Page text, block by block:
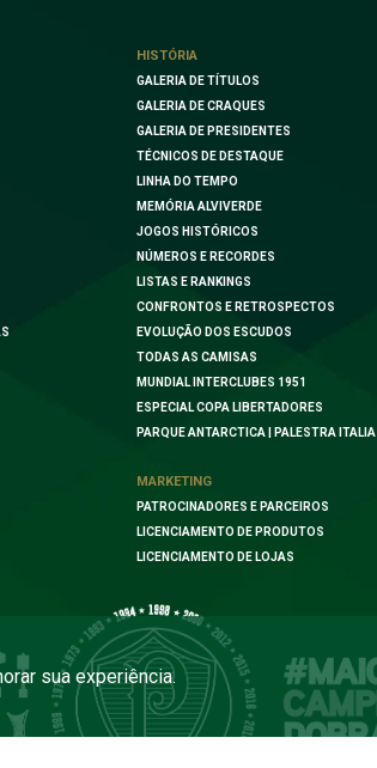
HISTÓRIA
GALERIA DE TÍTULOS
GALERIA DE CRAQUES
GALERIA DE PRESIDENTES
TÉCNICOS DE DESTAQUE
LINHA DO TEMPO
MEMÓRIA ALVIVERDE
JOGOS HISTÓRICOS
NÚMEROS E RECORDES
LISTAS E RANKINGS
CONFRONTOS E RETROSPECTOS
EVOLUÇÃO DOS ESCUDOS
TODAS AS CAMISAS
MUNDIAL INTERCLUBES 1951
ESPECIAL COPA LIBERTADORES
PARQUE ANTARCTICA | PALESTRA ITALIA
MARKETING
PATROCINADORES E PARCEIROS
LICENCIAMENTO DE PRODUTOS
LICENCIAMENTO DE LOJAS
sua experiência.